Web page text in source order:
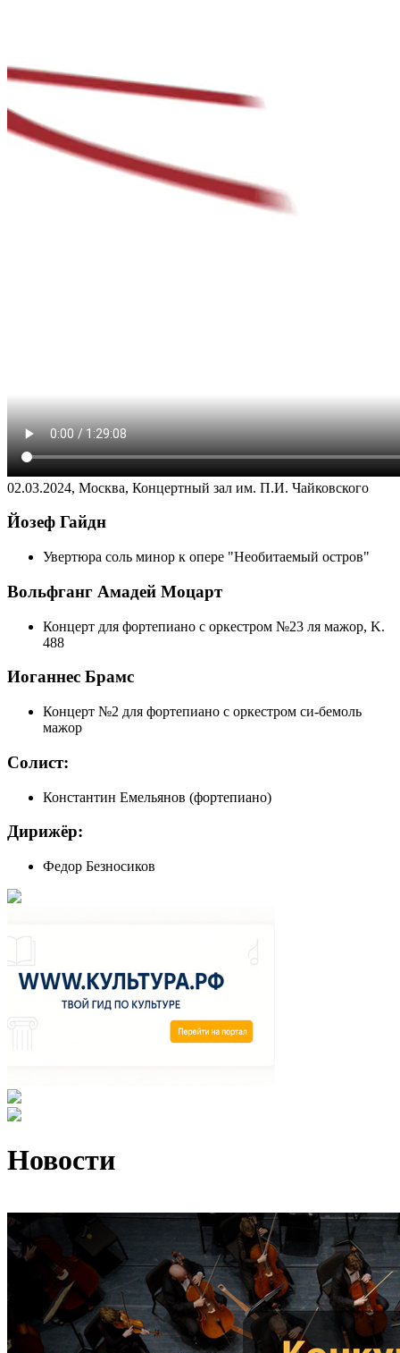
02.03.2024, Москва, Концертный зал им. П.И. Чайковского
Йозеф Гайдн
Увертюра соль минор к опере "Необитаемый остров"
Вольфганг Амадей Моцарт
Концерт для фортепиано с оркестром №23 ля мажор, K.
488
Иоганнес Брамс
Концерт №2 для фортепиано с оркестром си-бемоль
мажор
Солист:
Константин Емельянов (фортепиано)
Дирижёр:
Федор Безносиков
Новости